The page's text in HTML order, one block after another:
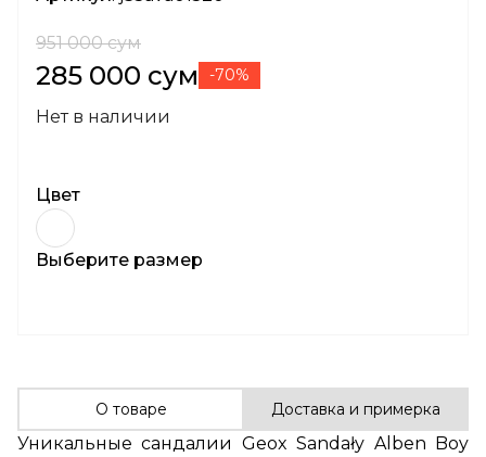
951 000 сум
285 000 сум -70%
Нет в наличии
Цвет
Выберите размер
О товаре Доставка и примерка
Уникальные сандалии Geox Sandały Alben Boy